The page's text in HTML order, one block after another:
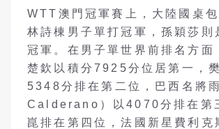
WTT澳門冠軍賽上，大陸國桌包
林詩棟男子單打冠軍，孫穎莎則
冠軍。在男子單世界前排名方面
楚欽以積分7925分位居第一，
5348分排在第二位，巴西名將
Calderano）以4070分排在第
崑排在第四位，法國新星費利克